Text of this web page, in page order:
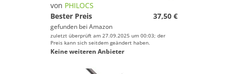
von PHILOCS
Bester Preis
37,50 €
gefunden bei Amazon
zuletzt überprüft am 27.09.2025 um 00:03; der
Preis kann sich seitdem geändert haben.
Keine weiteren Anbieter